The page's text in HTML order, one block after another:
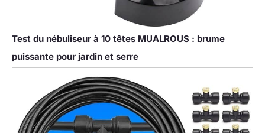
Test du nébuliseur à 10 têtes MUALROUS : brume
puissante pour jardin et serre